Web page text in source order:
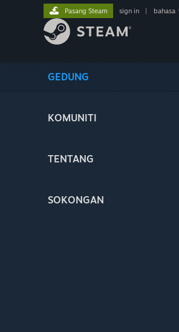
GEDUNG
KOMUNITI
TENTANG
SOKONGAN
Pasang Steam sign in bahasa